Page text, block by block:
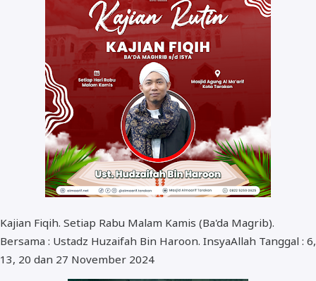
Kajian Fiqih. Setiap Rabu Malam Kamis (Ba'da Magrib).
Bersama : Ustadz Huzaifah Bin Haroon. InsyaAllah Tanggal : 6,
13, 20 dan 27 November 2024